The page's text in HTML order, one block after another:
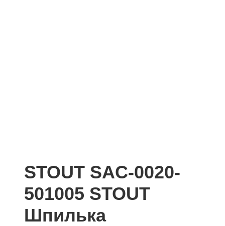
STOUT SAC-0020-
501005 STOUT
Шпилька